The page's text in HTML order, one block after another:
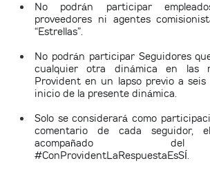
No podrán participar
proveedores ni agentes
“Estrellas”.
No podrán participar Seguidores
cualquier otra dinámica en las
Provident en un lapso previo a
inicio de la presente dinámica.
Solo se considerará como
comentario de cada seguidor,
acompañado
#ConProvidentLaRespuestaEsSÍ.